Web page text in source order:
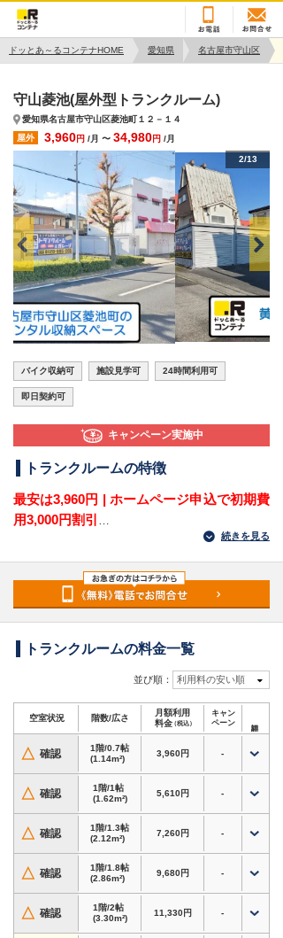
ドッとあ～るコンテナHOME 愛知県 名古屋市守山区
守山菱池(屋外型トランクルーム)
愛知県名古屋市守山区菱池町１２－１４
屋外
3,960円 /月 〜 34,980円 /月
2/13
バイク収納可 施設見学可 24時間利用可
即日契約可
キャンペーン実施中
トランクルームの特徴
最安は3,960円 | ホームページ申込で初期費
用3,000円割引
クルームです。
名鉄瀬戸線「小幡駅」から車で7分・徒歩16分、
千代田街道沿いにあり、あみやき亭守山店の目の
前に位置しています。菱池町・小幡・茶臼前・大
森・尾張旭市方面で収納場所を探している方に向
れしやすく、季節用品や家電、アウトドア用品、
大型荷物の保管におすすめです。スロープ付きの
バイクガレージもあるため、バイクの置き場所を
確保したい方にも活用できます。
対応用途・設備
バイク専用タイプあり
安な方、バイクの置き場所にお困りの方にもおす
すめ
・アウトドア用品・スポーツ用品・大型荷物の保
管にも対応
・衣類・季節用品・家電・趣味道具など、自宅の
収納スペース確保に
続きを見る
トランクルームの料金一覧
並び順： 利用料の安い順
空室状況 階数/広さ
月額利用
料金（税込）
キャン
ペーン
△ 確認
1階/0.7帖
(1.14m²)
3,960円 -
△ 確認
1階/1帖
(1.62m²)
5,610円 -
△ 確認
1階/1.3帖
(2.12m²)
7,260円 -
△ 確認
1階/1.8帖
(2.86m²)
9,680円 -
△ 確認
1階/2帖
(3.30m²)
11,330円 -